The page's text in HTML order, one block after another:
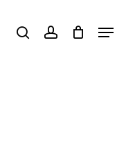
searchaccountClose